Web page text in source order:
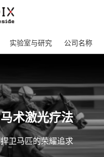
实验室与研究 公司名称
马术激光疗法
捍卫马匹的荣耀追求